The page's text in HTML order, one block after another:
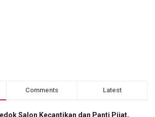
Comments Latest
Salon Kecantikan dan Panti Pijat,